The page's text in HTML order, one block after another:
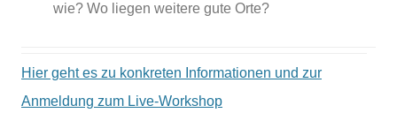
wie? Wo liegen weitere gute Orte?
Hier geht es zu konkreten Informationen und zur
Anmeldung zum Live-Workshop